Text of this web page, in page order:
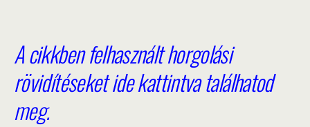
A cikkben felhasznált horgolási
rövidítéseket ide kattintva találhatod
meg.